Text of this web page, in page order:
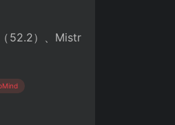
52.2）、Mistr